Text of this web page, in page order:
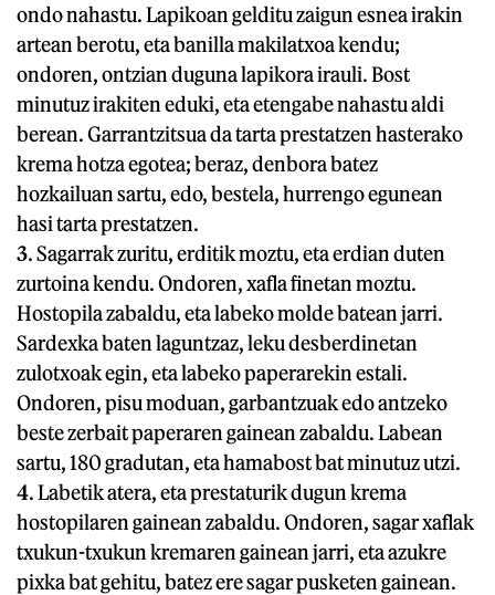
ondo nahastu. Lapikoan gelditu zaigun esnea irakin
artean berotu, eta banilla makilatxoa kendu;
ondoren, ontzian duguna lapikora irauli. Bost
minutuz irakiten eduki, eta etengabe nahastu aldi
berean. Garrantzitsua da tarta prestatzen hasterako
krema hotza egotea; beraz, denbora batez
hozkailuan sartu, edo, bestela, hurrengo egunean
hasi tarta prestatzen.
3. Sagarrak zuritu, erditik moztu, eta erdian duten
zurtoina kendu. Ondoren, xafla finetan moztu.
Hostopila zabaldu, eta labeko molde batean jarri.
Sardexka baten laguntzaz, leku desberdinetan
zulotxoak egin, eta labeko paperarekin estali.
Ondoren, pisu moduan, garbantzuak edo antzeko
beste zerbait paperaren gainean zabaldu. Labean
sartu, 180 gradutan, eta hamabost bat minutuz utzi.
4. Labetik atera, eta prestaturik dugun krema
hostopilaren gainean zabaldu. Ondoren, sagar xaflak
txukun-txukun kremaren gainean jarri, eta azukre
pixka bat gehitu, batez ere sagar pusketen gainean.